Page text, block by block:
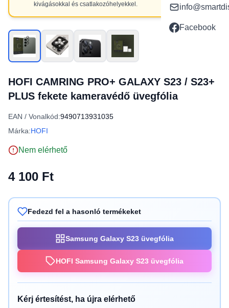
Facebook
kivágásokkal és csatlakozóhelyekkel.
HOFI CAMRING PRO+ GALAXY S23 / S23+
PLUS fekete kameravédő üvegfólia
EAN / Vonalkód:9490713931035
Márka:HOFI
Nem elérhető
4 100 Ft
Fedezd fel a hasonló termékeket
Samsung Galaxy S23 üvegfólia
HOFI Samsung Galaxy S23 üvegfólia
Kérj értesítést, ha újra elérhető